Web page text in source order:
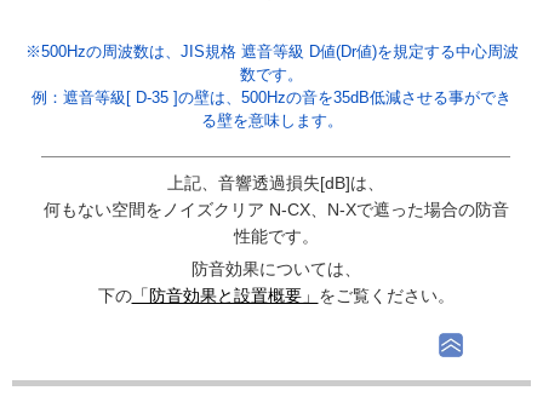
※500Hzの周波数は、JIS規格 遮音等級 D値(Dr値)を規定する中心周波
数です。
例：遮音等級[ D-35 ]の壁は、500Hzの音を35dB低減させる事ができ
る壁を意味します。
上記、音響透過損失[dB]は、
何もない空間をノイズクリア N-CX、N-Xで遮った場合の防音
性能です。
防音効果については、
下の「防音効果と設置概要」 をご覧ください。